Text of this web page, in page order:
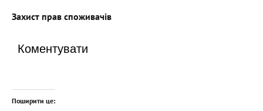
Захист прав споживачів
Коментувати
Поширити це: